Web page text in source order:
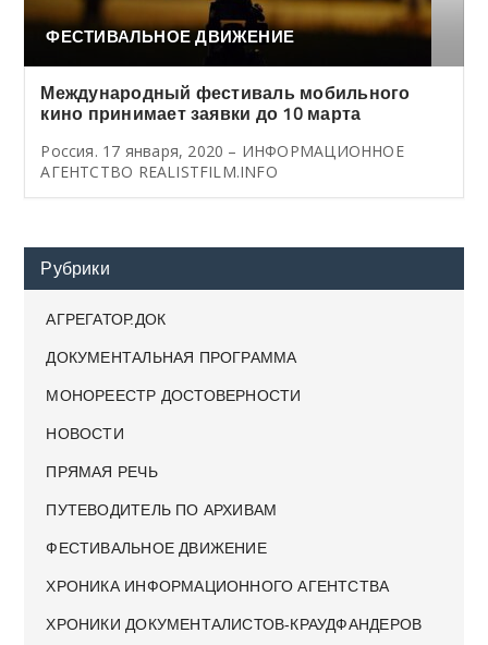
ФЕСТИВАЛЬНОЕ ДВИЖЕНИЕ
Международный фестиваль мобильного
кино принимает заявки до 10 марта
Россия. 17 января, 2020 – ИНФОРМАЦИОННОЕ
АГЕНТСТВО REALISTFILM.INFO
Рубрики
АГРЕГАТОР.ДОК
ДОКУМЕНТАЛЬНАЯ ПРОГРАММА
МОНОРЕЕСТР ДОСТОВЕРНОСТИ
НОВОСТИ
ПРЯМАЯ РЕЧЬ
ПУТЕВОДИТЕЛЬ ПО АРХИВАМ
ФЕСТИВАЛЬНОЕ ДВИЖЕНИЕ
ХРОНИКА ИНФОРМАЦИОННОГО АГЕНТСТВА
ХРОНИКИ ДОКУМЕНТАЛИСТОВ-КРАУДФАНДЕРОВ